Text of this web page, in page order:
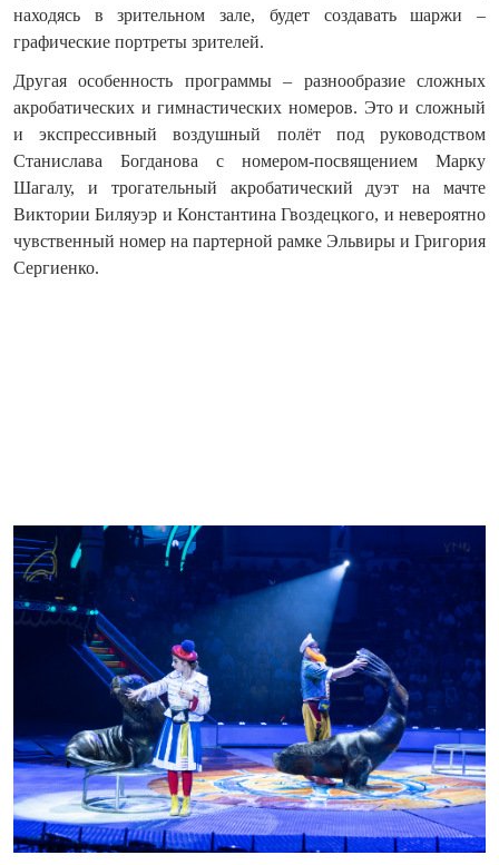
находясь в зрительном зале, будет создавать шаржи –
графические портреты зрителей.
Другая особенность программы – разнообразие сложных
акробатических и гимнастических номеров. Это и сложный
и экспрессивный воздушный полёт под руководством
Станислава Богданова с номером-посвящением Марку
Шагалу, и трогательный акробатический дуэт на мачте
Виктории Биляуэр и Константина Гвоздецкого, и невероятно
чувственный номер на партерной рамке Эльвиры и Григория
Сергиенко.